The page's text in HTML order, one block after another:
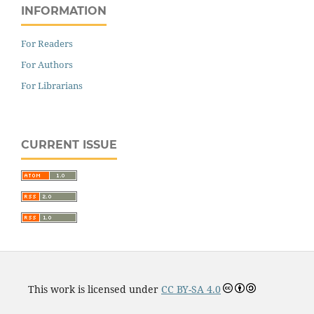
INFORMATION
For Readers
For Authors
For Librarians
CURRENT ISSUE
This work is licensed under CC BY-SA 4.0